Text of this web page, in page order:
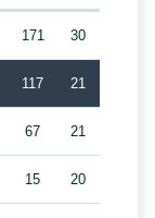
171 30
117 21
67 21
15 20